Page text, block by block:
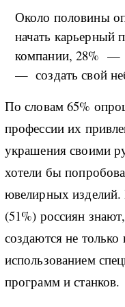
Около половины
начать карьерный
компании, 28% —
— создать свой
По словам 65%
профессии их
украшения своими
хотели бы
ювелирных
(51%) россиян
создаются не
использованием
программ и станков.